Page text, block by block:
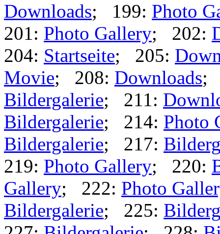
Downloads; 199: Photo
201: Photo Gallery; 202:
204: Startseite; 205:
Movie; 208: Downloads;
Bildergalerie; 211:
Bildergalerie; 214: Photo
Bildergalerie; 217:
219: Photo Gallery; 220:
Gallery; 222: Photo
Bildergalerie; 225: